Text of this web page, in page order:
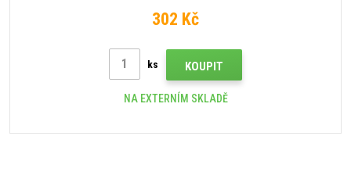
302 Kč
ks KOUPIT
NA EXTERNÍM SKLADĚ